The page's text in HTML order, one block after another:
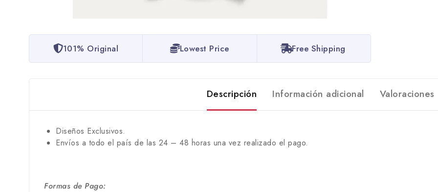
101% Original Lowest Price Free Shipping
Descripción Información adicional
Diseños Exclusivos.
Envíos a todo el país de las 24 – 48 horas una vez realizado el pago.
Formas de Pago: